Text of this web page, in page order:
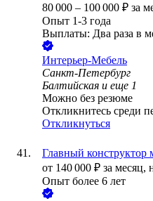
80 000 – 100 000 ₽ за
Опыт 1-3 года
Выплаты: Два раза в
Интерьер-Мебель
Санкт-Петербург
Балтийская и еще 1
Можно без резюме
Откликнитесь среди
Откликнуться
Главный конструктор
от 140 000 ₽ за месяц,
Опыт более 6 лет